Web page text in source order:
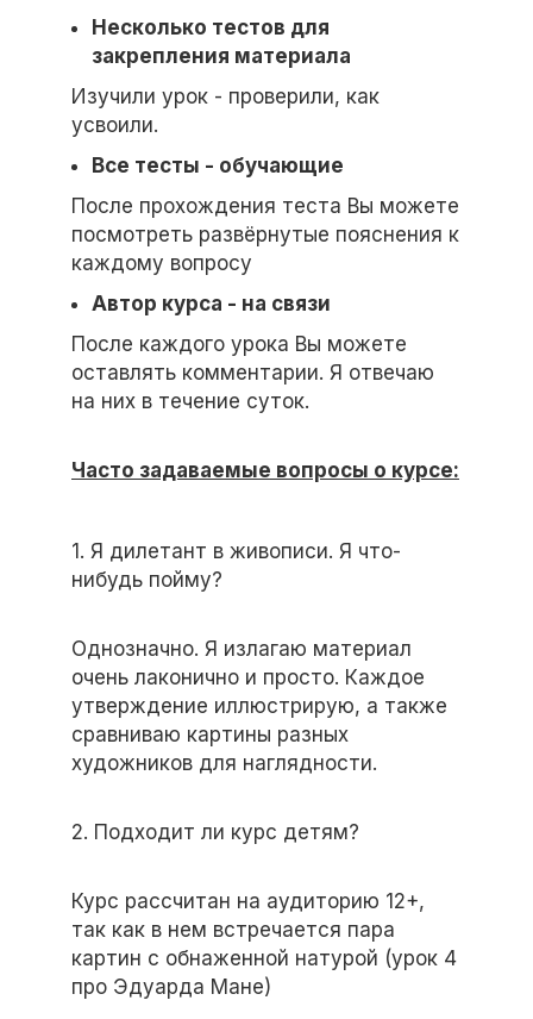
Несколько тестов для
закрепления материала
Изучили урок - проверили, как
усвоили.
Все тесты - обучающие
После прохождения теста Вы можете
посмотреть развёрнутые пояснения к
каждому вопросу
Автор курса - на связи
После каждого урока Вы можете
оставлять комментарии. Я отвечаю
на них в течение суток.
Часто задаваемые вопросы о курсе:
1. Я дилетант в живописи. Я что-
нибудь пойму?
Однозначно. Я излагаю материал
очень лаконично и просто. Каждое
утверждение иллюстрирую, а также
сравниваю картины разных
художников для наглядности.
2. Подходит ли курс детям?
Курс рассчитан на аудиторию 12+,
так как в нем встречается пара
картин с обнаженной натурой (урок 4
про Эдуарда Мане)